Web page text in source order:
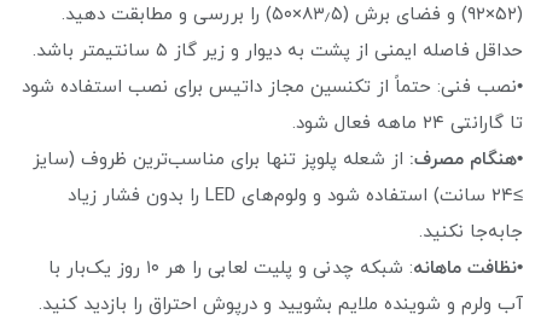
(۵۲×۹۲) و فضای برش (۸۳٫۵×۵۰) را بررسی و مطابقت دهید.
حداقل فاصله ایمنی از پشت به دیوار و زیر گاز ۵ سانتیمتر باشد.
•نصب فنی: حتماً از تکنسین مجاز داتیس برای نصب استفاده شود
تا گارانتی ۲۴ ماهه فعال شود.
•هنگام مصرف: از شعله پلوپز تنها برای مناسب‌ترین ظروف (سایز
≥۲۴ سانت) استفاده شود و ولوم‌های LED را بدون فشار زیاد
جابه‌جا نکنید.
•نظافت ماهانه
: شبکه چدنی و پلیت لعابی را هر ۱۰ روز یک‌بار با
آب ولرم و شوینده ملایم بشویید و درپوش احتراق را بازدید کنید.